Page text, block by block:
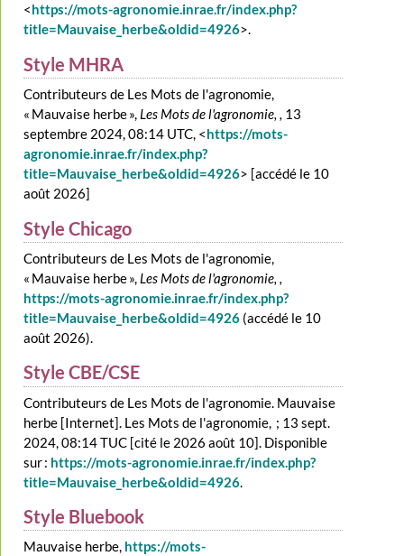
<https://mots-agronomie.inrae.fr/index.php?
title=Mauvaise_herbe&oldid=4926>.
Style MHRA
Contributeurs de Les Mots de l'agronomie,
« Mauvaise herbe », Les Mots de l'agronomie, , 13
septembre 2024, 08:14 UTC, <https://mots-
agronomie.inrae.fr/index.php?
title=Mauvaise_herbe&oldid=4926> [accédé le 10
août 2026]
Style Chicago
Contributeurs de Les Mots de l'agronomie,
« Mauvaise herbe », Les Mots de l'agronomie, ,
https://mots-agronomie.inrae.fr/index.php?
title=Mauvaise_herbe&oldid=4926 (accédé le 10
août 2026).
Style CBE/CSE
Contributeurs de Les Mots de l'agronomie. Mauvaise
herbe [Internet]. Les Mots de l'agronomie, ; 13 sept.
2024, 08:14 TUC [cité le 2026 août 10]. Disponible
sur : https://mots-agronomie.inrae.fr/index.php?
title=Mauvaise_herbe&oldid=4926.
Style Bluebook
Mauvaise herbe, https://mots-